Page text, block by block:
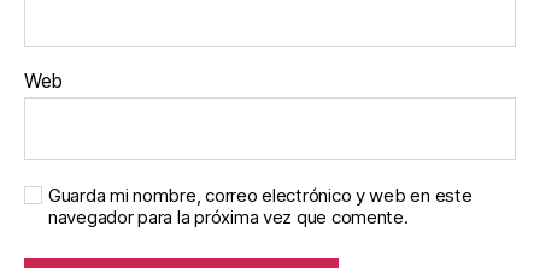
Web
Guarda mi nombre, correo electrónico y web en este
navegador para la próxima vez que comente.